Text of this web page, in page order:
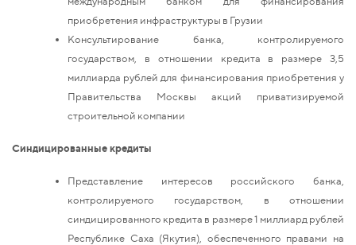
приобретения инфраструктуры в Грузии
Консультирование банка, контролируемого
государством, в отношении кредита в размере 3,5
миллиарда рублей для финансирования приобретения у
Правительства Москвы акций приватизируемой
строительной компании
Синдицированные кредиты
Представление интересов российского банка,
контролируемого государством, в отношении
синдицированного кредита в размере 1 миллиард рублей
Республике Саха (Якутия), обеспеченного правами на